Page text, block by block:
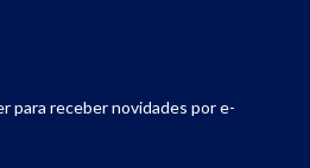
para receber novidades por e-